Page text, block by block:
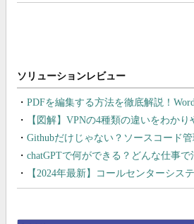
PDFを編集する方法を徹底解説！
【図解】VPNの4種類の違いをわか
Githubだけじゃない？ソースコード
chatGPTで何ができる？どんな仕事
【2024年最新】コールセンターシ